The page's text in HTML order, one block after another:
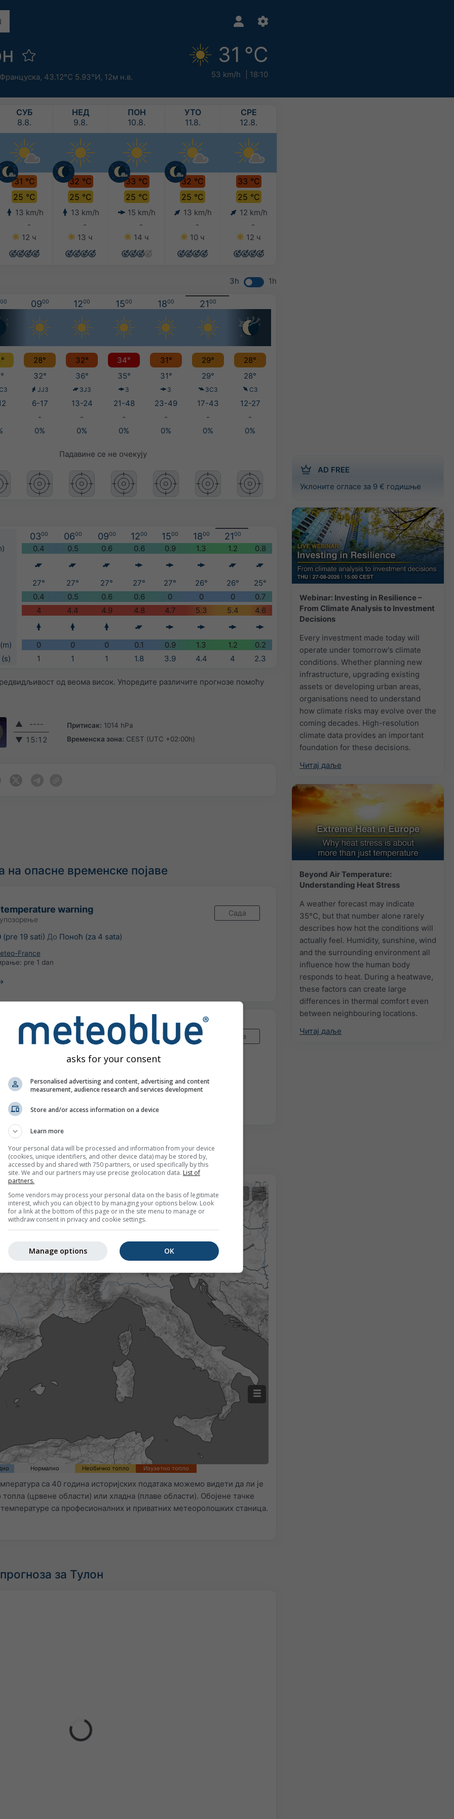
Француска, 43.12°С 5.93°И, 12м н.в.
31 °C
53 km/h 18:10
AD FREE
Уклоните огласе за 9 € годишње
Webinar: Investing in Resilience –
From Climate Analysis to Investment
Decisions
Every investment made today will
operate under tomorrow's climate
conditions. Whether planning new
infrastructure, upgrading existing
assets or developing urban areas,
organisations need to understand
how climate risks may evolve over the
coming decades. High-resolution
climate data provides an important
foundation for these decisions.
Читај даље
Beyond Air Temperature:
Understanding Heat Stress
A weather forecast may indicate
35°C, but that number alone rarely
describes how hot the conditions will
actually feel. Humidity, sunshine, wind
and the surrounding environment all
influence how the human body
responds to heat. During a heatwave,
these factors can create large
differences in thermal comfort even
between neighbouring locations.
Читај даље
СУБ
8.8.
31 °C
25 °C
13 km/h
-
12 ч
НЕД
9.8.
32 °C
25 °C
13 km/h
-
13 ч
ПОН
10.8.
33 °C
25 °C
15 km/h
-
14 ч
УТО
11.8.
32 °C
25 °C
13 km/h
-
10 ч
СРЕ
12.8.
33 °C
25 °C
12 km/h
-
12 ч
3h 1h
00 0900 1200 1500 1800 2100
28° 32° 34° 31° 29°
28°
32° 36° 35° 31° 29° 28°
ЈЈЗ ЗЈЗ З З ЗСЗ СЗ
6-17 13-24 21-48 23-49 17-43
12-27
- - - - -
-
0% 0% 0% 0% 0% 0%
Падавине се не очекују
0300 0600 0900 1200 1500 1800 2100
0.4 0.5 0.6 0.6 0.9 1.3 1.2
0.8
27° 27° 27° 27° 27° 26° 26°
25°
0.4 0.5 0.6 0.6 0 0 0
0.7
4 4.4 4.9 4.8 4.7 5.3 5.4
4.6
0 0 0 0.1 0.9 1.3 1.2
0.2
1 1 1 1.8 3.9 4.4 4 2.3
од веома висок. Упоредите различите прогнозе помоћу
▲
----
▼ 15:12
Притисак: 1014 hPa
Временска зона: CEST (UTC +02:00h)
опасне временске појаве
warning Сада
(pre 19 sati) До Поноћ (za 4 sata)
France
pre 1 dan
warning Сада
Поноћ (za 4 sata)
France
pre 2 sata
Необично вруће време за сезону
+ −
Нормално Необично топло Изузетно топло
са 40 година историјских података можемо видети да ли је
(црвене области) или хладна (плаве области). Обојене тачке
са професионалних и приватних метеоролошких станица.
за Тулон
asks for your consent
Personalised advertising and content, advertising and content
measurement, audience research and services development
Store and/or access information on a device
Learn more
Your personal data will be processed and information from your device
(cookies, unique identifiers, and other device data) may be stored by,
accessed by and shared with 750 partners, or used specifically by this
site. We and our partners may use precise geolocation data. List of
partners.
Some vendors may process your personal data on the basis of legitimate
interest, which you can object to by managing your options below. Look
for a link at the bottom of this page or in the site menu to manage or
withdraw consent in privacy and cookie settings.
OK
Manage options